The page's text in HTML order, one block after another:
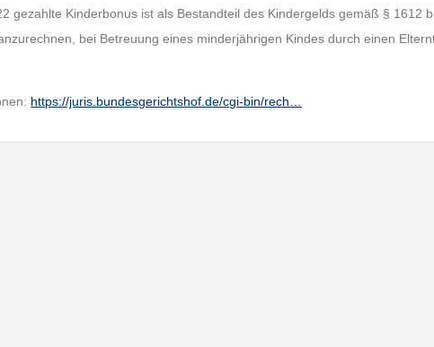
gezahlte Kinderbonus ist als Bestandteil des Kindergelds gemäß § 1612
bei Betreuung eines minderjährigen Kindes durch einen
https://juris.bundesgerichtshof.de/cgi-bin/rech…